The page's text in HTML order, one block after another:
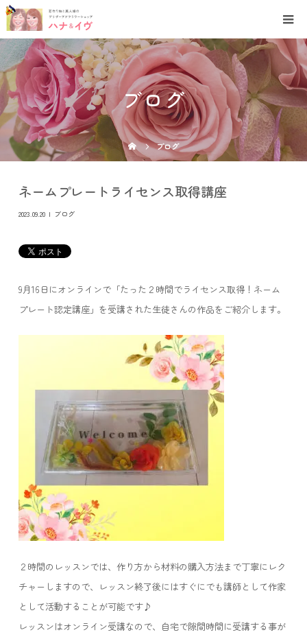
ブログ
ブログ
ネームプレートライセンス取得講座
2023.09.20 ブログ
9月16日にオンラインで「たった２時間でライセンス取得！ネーム
プレート認定講座」を受講された生徒さんの作品をご紹介します。
２時間のレッスンでは、作り方から材料の購入方法まで丁寧にレク
チャーしますので、レッスン終了後にはすぐにでも講師として作家
として活動することが可能です♪
レッスンはオンライン受講なので、自宅で隙間時間に受講する事が